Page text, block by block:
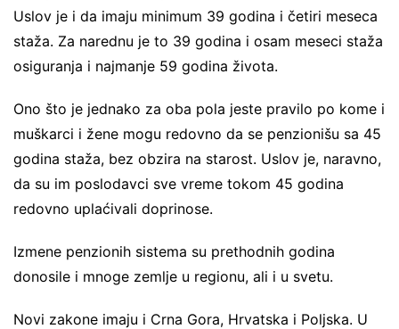
Uslov je i da imaju minimum 39 godina i četiri meseca
staža. Za narednu je to 39 godina i osam meseci staža
osiguranja i najmanje 59 godina života.
Ono što je jednako za oba pola jeste pravilo po kome i
muškarci i žene mogu redovno da se penzionišu sa 45
godina staža, bez obzira na starost. Uslov je, naravno,
da su im poslodavci sve vreme tokom 45 godina
redovno uplaćivali doprinose.
Izmene penzionih sistema su prethodnih godina
donosile i mnoge zemlje u regionu, ali i u svetu.
Novi zakone imaju i Crna Gora, Hrvatska i Poljska. U